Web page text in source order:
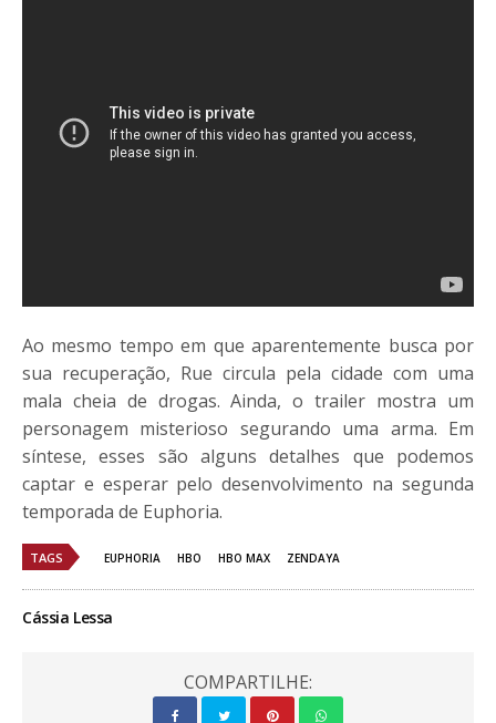
Ao mesmo tempo em que aparentemente busca por
sua recuperação, Rue circula pela cidade com uma
mala cheia de drogas. Ainda, o trailer mostra um
personagem misterioso segurando uma arma. Em
síntese, esses são alguns detalhes que podemos
captar e esperar pelo desenvolvimento na segunda
temporada de Euphoria.
TAGS EUPHORIA HBO HBO MAX ZENDAYA
Cássia Lessa
COMPARTILHE: